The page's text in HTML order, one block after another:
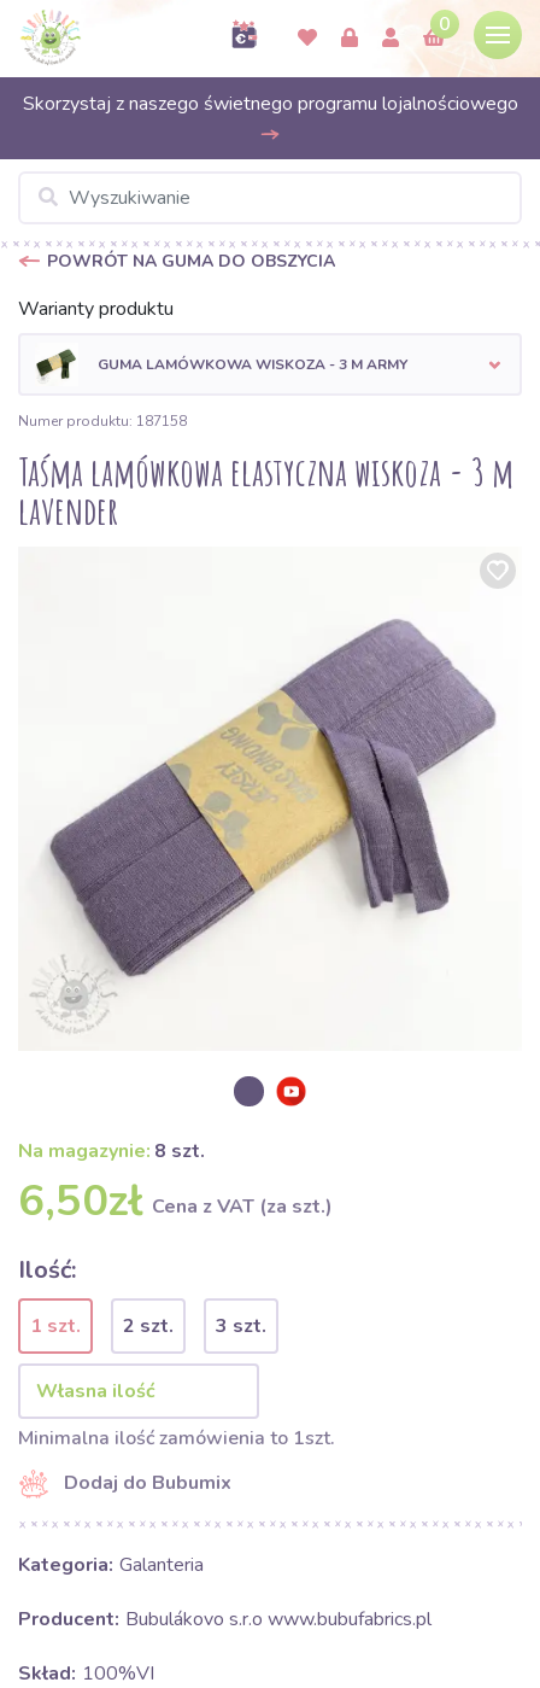
0
Skorzystaj z naszego świetnego programu lojalnościowego
POWRÓT NA GUMA DO OBSZYCIA
Warianty produktu
GUMA LAMÓWKOWA WISKOZA - 3 M ARMY
Numer produktu: 187158
Taśma lamówkowa elastyczna wiskoza - 3 m
lavender
Na magazynie: 8 szt.
6,50zł Cena z VAT (za szt.)
Ilość:
1 szt. 2 szt. 3 szt.
Minimalna ilość zamówienia to 1szt.
Dodaj do Bubumix
Kategoria: Galanteria
Producent: Bubulákovo s.r.o www.bubufabrics.pl
Skład: 100%VI